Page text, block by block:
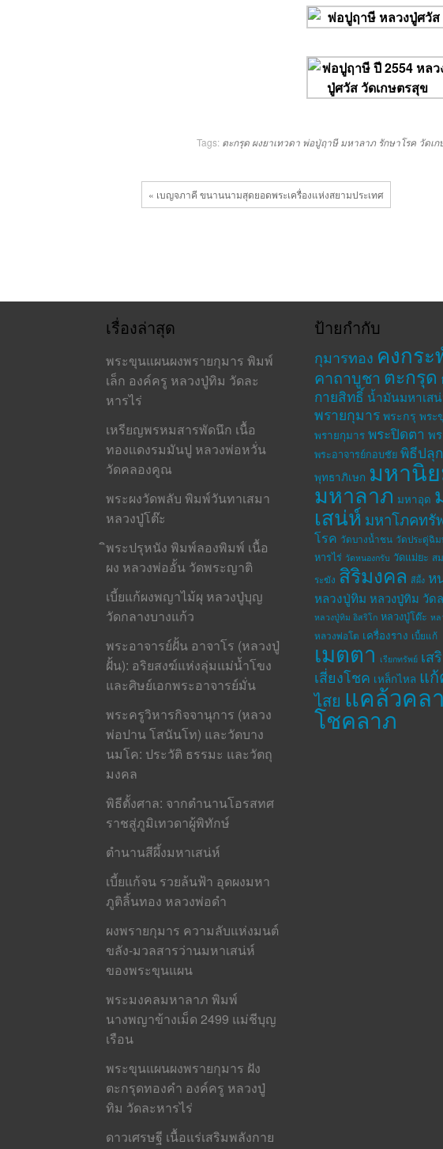
Tags: ตะกรุด ผงยาเทวดา พ่อปู่ฤาษี มหาลาภ รักษาโรค วัดเ
« เบญจภาคี ขนานนามสุดยอดพระเครื่องแห่งสยามประเทศ
เรื่องล่าสุด
พระขุนแผนผงพรายกุมาร พิมพ์
เล็ก องค์ครู หลวงปู่ทิม วัดละ
หารไร่
เหรียญพรหมสารพัดนึก เนื้อ
ทองแดงรมมันปู หลวงพ่อหวั่น
วัดคลองคูณ
พระผงวัดพลับ พิมพ์วันทาเสมา
หลวงปู่โต๊ะ
ิพระปรุหนัง พิมพ์ลองพิมพ์ เนื้อ
ผง หลวงพ่ออั้น วัดพระญาติ
เบี้ยแก้ผงพญาไม้ผุ หลวงปู่บุญ
วัดกลางบางแก้ว
พระอาจารย์ฝั้น อาจาโร (หลวงปู่
ฝั้น): อริยสงฆ์แห่งลุ่มแม่น้ำโขง
และศิษย์เอกพระอาจารย์มั่น
พระครูวิหารกิจจานุการ (หลวง
พ่อปาน โสนันโท) และวัดบาง
นมโค: ประวัติ ธรรมะ และวัตถุ
มงคล
พิธีตั้งศาล: จากตำนานโอรสทศ
ราชสู่ภูมิเทวดาผู้พิทักษ์
ตำนานสีผึ้งมหาเสน่ห์
เบี้ยแก้จน รวยล้นฟ้า อุดผงมหา
ภูติลิ้นทอง หลวงพ่อดำ
ผงพรายกุมาร ความลับแห่งมนต์
ขลัง-มวลสารว่านมหาเสน่ห์
ของพระขุนแผน
พระมงคลมหาลาภ พิมพ์
นางพญาข้างเม็ด 2499 แม่ชีบุญ
เรือน
พระขุนแผนผงพรายกุมาร ฝัง
ตะกรุดทองคำ องค์ครู หลวงปู่
ทิม วัดละหารไร่
ดาวเศรษฐี เนื้อแร่เสริมพลังกาย
ป้ายกำกับ
กุมารทอง คงกร
คาถาบูชา ตะกรุด
กายสิทธิ์ น้ำมันมหาเส
พรายกุมาร พระกรุ พระ
พรายกุมาร พระปิดตา พ
พระอาจารย์กอบชัย พิธีปลุ
พุทธาภิเษก มหานิ
มหาลาภ มหาอุด
เสน่ห์ มหาโภคทรั
โรค วัดบางน้ำชน วัดประดู่ฉิ
หารไร่ วัดหนองกรับ วัดแม่ยะ ส
ระฆัง สิริมงคล สีผึ้ง ห
หลวงปู่ทิม หลวงปู่ทิม วัด
หลวงปู่ทิม อิสริโก หลวงปู่โต๊ะ หล
หลวงพ่อโต เครื่องราง เบี้ยแก้
เมตตา เรียกทรัพย์ เส
เสี่ยงโชค เหล็กไหล แ
ไสย แคล้วคล
โชคลาภ